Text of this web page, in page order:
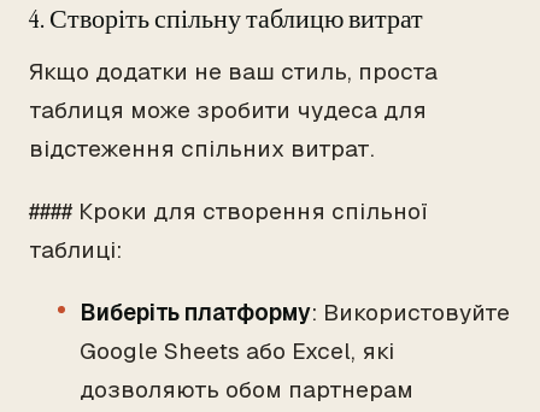
4. Створіть спільну таблицю витрат
Якщо додатки не ваш стиль, проста
таблиця може зробити чудеса для
відстеження спільних витрат.
#### Кроки для створення спільної
таблиці:
Виберіть платформу: Використовуйте
Google Sheets або Excel, які
дозволяють обом партнерам